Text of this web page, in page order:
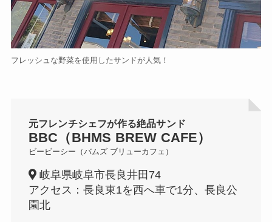
フレッシュな野菜を使用したサンドが人気！
元フレンチシェフが作る絶品サンド
BBC（BHMS BREW CAFE）
ビービーシー（バムズ ブリューカフェ）
岐阜県岐阜市長良井田74
アクセス：長良東1を西へ車で1分、長良公
園北